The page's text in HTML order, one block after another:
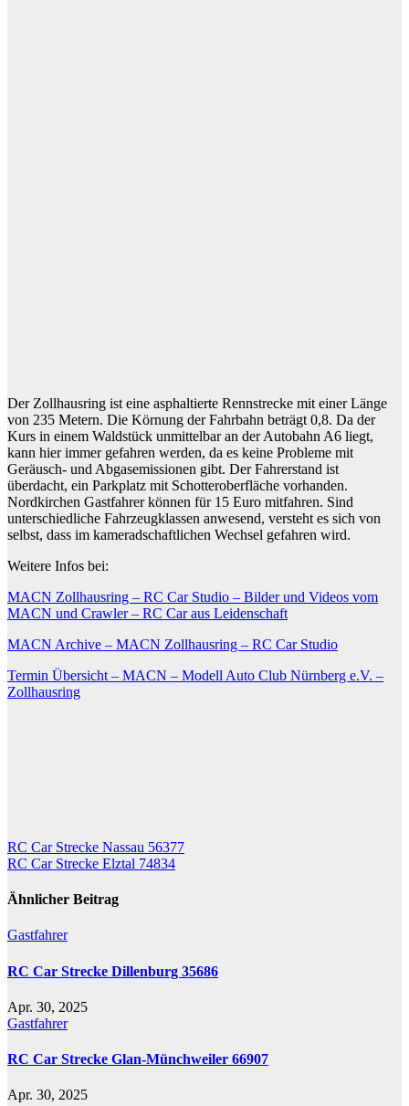
Der Zollhausring ist eine asphaltierte Rennstrecke mit einer Länge
von 235 Metern. Die Körnung der Fahrbahn beträgt 0,8. Da der
Kurs in einem Waldstück unmittelbar an der Autobahn A6 liegt,
kann hier immer gefahren werden, da es keine Probleme mit
Geräusch- und Abgasemissionen gibt. Der Fahrerstand ist
überdacht, ein Parkplatz mit Schotteroberfläche vorhanden.
Nordkirchen Gastfahrer können für 15 Euro mitfahren. Sind
unterschiedliche Fahrzeugklassen anwesend, versteht es sich von
selbst, dass im kameradschaftlichen Wechsel gefahren wird.
Weitere Infos bei:
MACN Zollhausring – RC Car Studio – Bilder und Videos vom
MACN und Crawler – RC Car aus Leidenschaft
MACN Archive – MACN Zollhausring – RC Car Studio
Termin Übersicht – MACN – Modell Auto Club Nürnberg e.V. –
Zollhausring
Beitragsnavigation
RC Car Strecke Nassau 56377
RC Car Strecke Elztal 74834
Ähnlicher Beitrag
Gastfahrer
RC Car Strecke Dillenburg 35686
Apr. 30, 2025
Gastfahrer
RC Car Strecke Glan-Münchweiler 66907
Apr. 30, 2025